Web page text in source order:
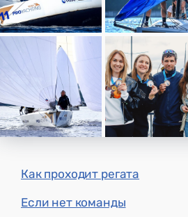
Как проходит регата
Если нет команды